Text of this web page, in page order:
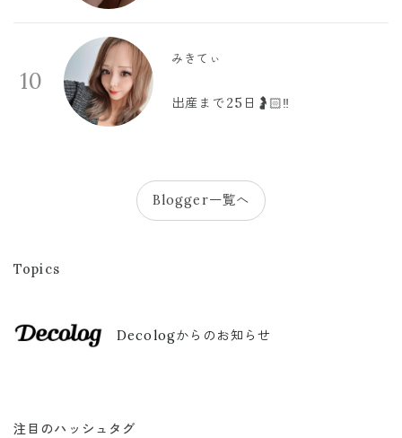
10
みきてぃ
出産まで25日🤰🏻‼️
Blogger一覧へ
Topics
Decologからのお知らせ
注目のハッシュタグ